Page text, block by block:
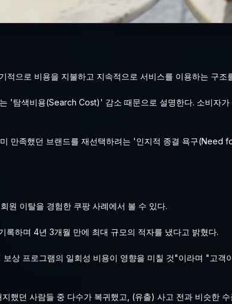
으로 비용을 지불하고 지속적으로 서비스를 이용하는 구조
'탐색비용(Search Cost)' 감소 때문으로 설명한다. 소비자
만족했던 브랜드를 재선택하려는 '인지적 종결 욕구(Need
원 이탈을 경험한 쿠팡 사례에서 볼 수 있다.
하며 4년 3개월 만에 최대 규모의 적자를 냈다고 밝혔다.
상 프로그램의 일회성 비용이 영향을 미칠 것"이라며 "고객
했던 사람들 중 다수가 복귀했고, (유출) 사고 전과 비슷한